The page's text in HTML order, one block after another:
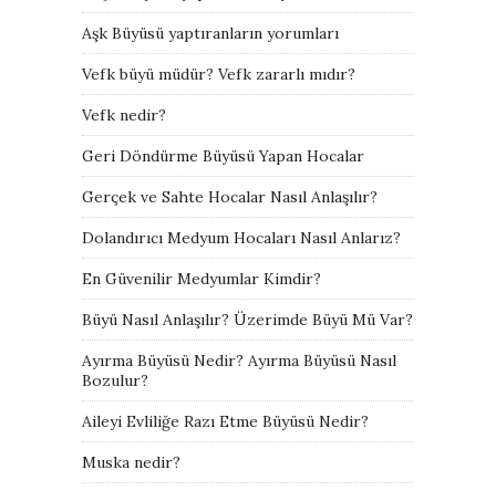
Aşk Büyüsü yaptıranların yorumları
Vefk büyü müdür? Vefk zararlı mıdır?
Vefk nedir?
Geri Döndürme Büyüsü Yapan Hocalar
Gerçek ve Sahte Hocalar Nasıl Anlaşılır?
Dolandırıcı Medyum Hocaları Nasıl Anlarız?
En Güvenilir Medyumlar Kimdir?
Büyü Nasıl Anlaşılır? Üzerimde Büyü Mü Var?
Ayırma Büyüsü Nedir? Ayırma Büyüsü Nasıl
Bozulur?
Aileyi Evliliğe Razı Etme Büyüsü Nedir?
Muska nedir?